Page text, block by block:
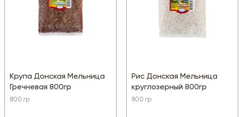
Крупа Донская Мельница
Гречневая 800гр
800 гр
Рис Донская Мельница
круглозерный 800гр
800 гр